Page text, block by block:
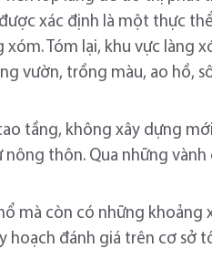
xác định là một thực
Tóm lại, khu vực làng
vườn, trồng màu, ao hồ,
tầng, không xây dựng
thôn. Qua những vành
mà còn có những khoảng
hoạch đánh giá trên cơ sở